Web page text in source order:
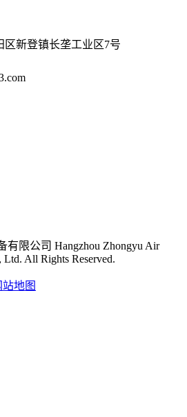
新登镇长垄工业区7号
限公司 Hangzhou Zhongyu Air
Ltd. All Rights Reserved.
站地图